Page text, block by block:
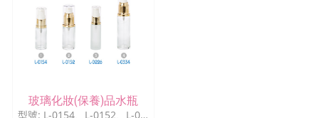
玻璃化妝(保養)品水瓶
型號: L-0154、L-0152、L-0226、L-0334